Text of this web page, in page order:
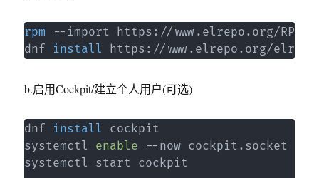
rpm --import https://www.elrepo.org/RPM-
dnf install https://www.elrepo.org/
b.启用Cockpit/建立个人用户(可选)
dnf install
cockpit
systemctl enable --now cockpit.socket
systemctl start cockpit